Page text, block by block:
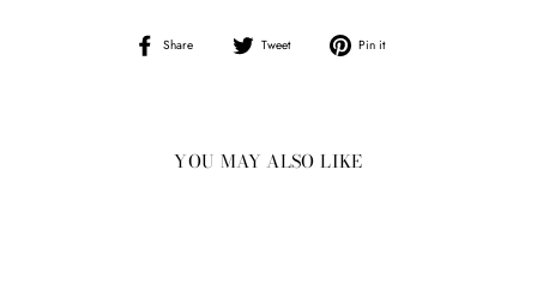
Share
Share
Tweet
Tweet
Pin it
YOU MAY ALSO LIKE